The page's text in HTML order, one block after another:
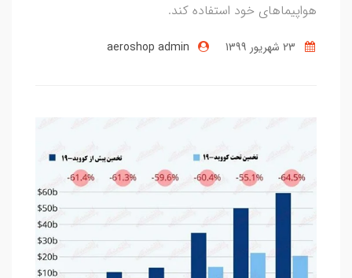
هواپیماهای خود استفاده کند.
aeroshop admin